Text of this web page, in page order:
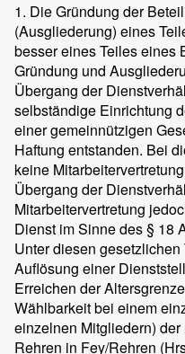
1. Die Gründung der
(Ausgliederung) eines
besser eines Teiles eines
Gründung und
Übergang der
selbständige Einrichtung
einer gemeinnützigen
Haftung entstanden. Bei
keine
Übergang der
Mitarbeitervertretung
Dienst im Sinne des § 18
Unter diesen
Auflösung einer
Erreichen der
Wählbarkeit bei einem
einzelnen Mitgliedern)
Rehren in Fey/Rehren